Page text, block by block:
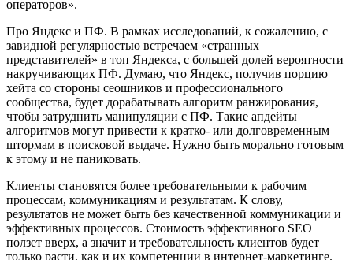
операторов».
Про Яндекс и ПФ. В рамках исследований, к сожалению, с
завидной регулярностью встречаем «странных
представителей» в топ Яндекса, с большей долей вероятности
накручивающих ПФ. Думаю, что Яндекс, получив порцию
хейта со стороны сеошников и профессионального
сообщества, будет дорабатывать алгоритм ранжирования,
чтобы затруднить манипуляции с ПФ. Такие апдейты
алгоритмов могут привести к кратко- или долговременным
штормам в поисковой выдаче. Нужно быть морально готовым
к этому и не паниковать.
Клиенты становятся более требовательными к рабочим
процессам, коммуникациям и результатам. К слову,
результатов не может быть без качественной коммуникации и
эффективных процессов. Стоимость эффективного SEO
ползет вверх, а значит и требовательность клиентов будет
только расти, как и их компетенции в интернет-маркетинге.